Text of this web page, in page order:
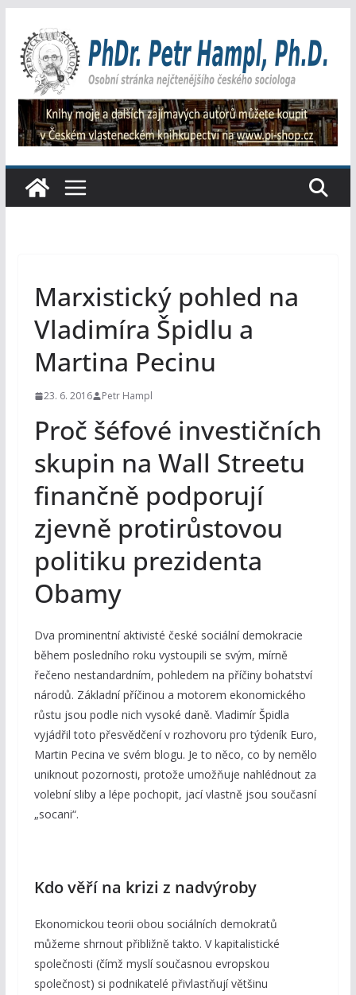
obsah
Marxistický pohled na
Vladimíra Špidlu a
Martina Pecinu
23. 6. 2016 Petr Hampl
Proč šéfové investičních
skupin na Wall Streetu
finančně podporují
zjevně protirůstovou
politiku prezidenta
Obamy
Dva prominentní aktivisté české sociální demokracie
během posledního roku vystoupili se svým, mírně
řečeno nestandardním, pohledem na příčiny bohatství
národů. Základní příčinou a motorem ekonomického
růstu jsou podle nich vysoké daně. Vladimír Špidla
vyjádřil toto přesvědčení v rozhovoru pro týdeník Euro,
Martin Pecina ve svém blogu. Je to něco, co by nemělo
uniknout pozornosti, protože umožňuje nahlédnout za
volební sliby a lépe pochopit, jací vlastně jsou současní
„socani“.
Kdo věří na krizi z nadvýroby
Ekonomickou teorii obou sociálních demokratů
můžeme shrnout přibližně takto. V kapitalistické
společnosti (čímž myslí současnou evropskou
společnost) si podnikatelé přivlastňují většinu